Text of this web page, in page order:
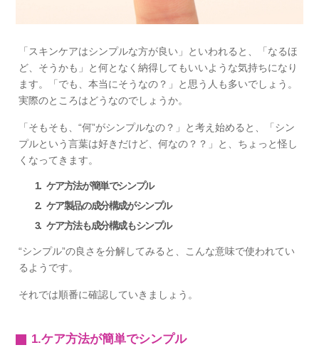
「スキンケアはシンプルな方が良い」といわれると、「なるほ
ど、そうかも」と何となく納得してもいいような気持ちになり
ます。「でも、本当にそうなの？」と思う人も多いでしょう。
実際のところはどうなのでしょうか。
「そもそも、“何”がシンプルなの？」と考え始めると、「シン
プルという言葉は好きだけど、何なの？？」と、ちょっと怪し
くなってきます。
ケア方法が簡単でシンプル
ケア製品の成分構成がシンプル
ケア方法も成分構成もシンプル
“シンプル”の良さを分解してみると、こんな意味で使われてい
るようです。
それでは順番に確認していきましょう。
1.ケア方法が簡単でシンプル